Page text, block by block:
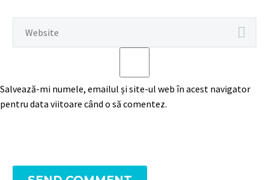
Salvează-mi numele, emailul și site-ul web în acest navigator
pentru data viitoare când o să comentez.